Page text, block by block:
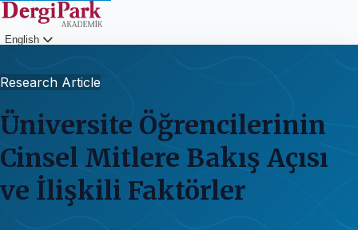
English
Research Article
Üniversite Öğrencilerinin
Cinsel Mitlere Bakış Açısı
ve İlişkili Faktörler